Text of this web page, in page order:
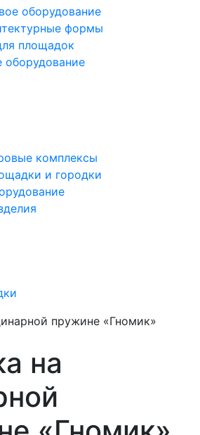
оборудование
формы
площадок
оборудование
комплексы
и городки
пружине «Гномик»
на